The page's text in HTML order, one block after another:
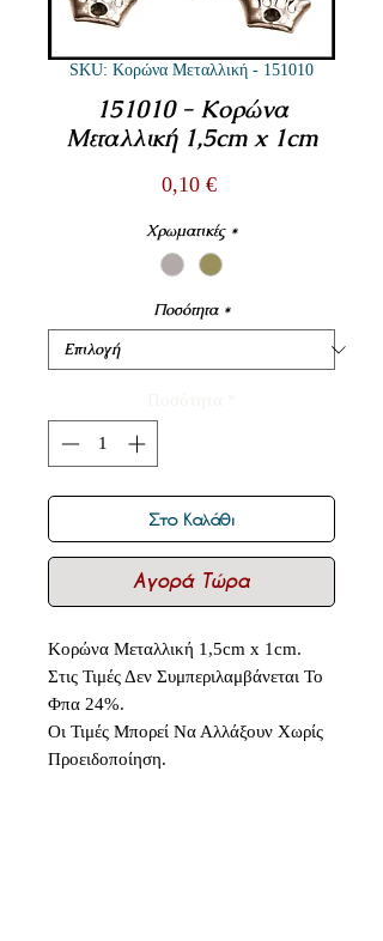
SKU: Κορώνα Μεταλλική - 151010
151010 - Κορώνα
Μεταλλική 1,5cm x 1cm
0,10 €Τιμή
Χρωματικές *
Ποσότητα *
Στο Καλάθι
Αγορά Τώρα
Κορώνα Μεταλλική 1,5cm x 1cm.
Στις Τιμές Δεν Συμπεριλαμβάνεται Το
Φπα 24%.
Οι Τιμές Μπορεί Να Αλλάξουν Χωρίς
Προειδοποίηση.